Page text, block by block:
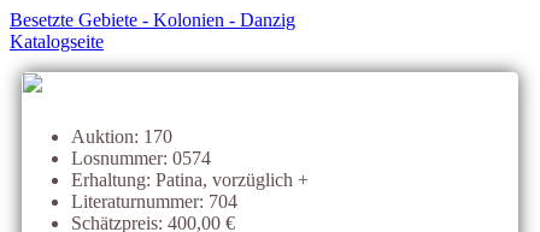
Besetzte Gebiete - Kolonien - Danzig
Katalogseite
Auktion: 170
Losnummer: 0574
Erhaltung: Patina, vorzüglich +
Literaturnummer: 704
Schätzpreis: 400,00 €